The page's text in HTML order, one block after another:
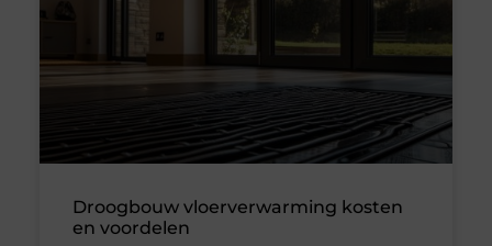
Droogbouw vloerverwarming kosten
en voordelen